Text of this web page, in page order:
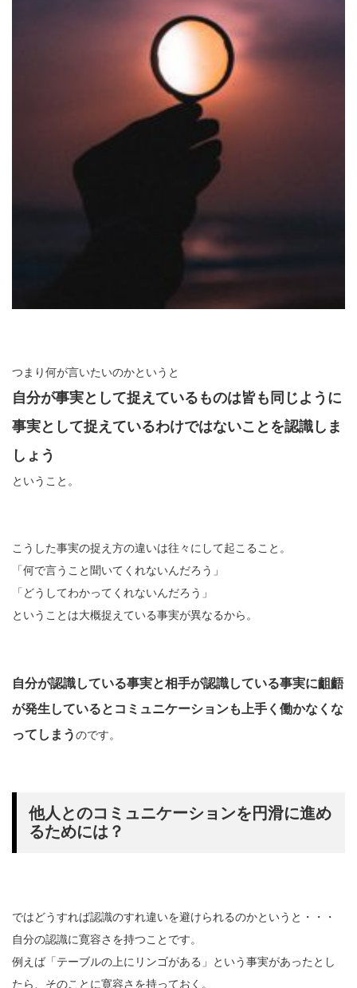
つまり何が言いたいのかというと
自分が事実として捉えているものは皆も同じように
事実として捉えているわけではないことを認識しま
しょう
ということ。
こうした事実の捉え方の違いは往々にして起こること。
「何で言うこと聞いてくれないんだろう」
「どうしてわかってくれないんだろう」
ということは大概捉えている事実が異なるから。
自分が認識している事実と相手が認識している事実に齟齬
が発生しているとコミュニケーションも上手く働かなくな
ってしまうのです。
他人とのコミュニケーションを円滑に進め
るためには？
ではどうすれば認識のすれ違いを避けられるのかというと・・・
自分の認識に寛容さを持つことです。
例えば「テーブルの上にリンゴがある」という事実があったとし
たら、そのことに寛容さを持っておく。